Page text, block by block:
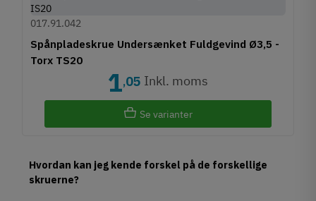
Spånpladeskrue Undersænket Fuldgevind Ø3,5 -
Torx TS20
017.91.042
1,05 Inkl. moms
Se varianter
Hvordan kan jeg kende forskel på de forskellige
skruerne?